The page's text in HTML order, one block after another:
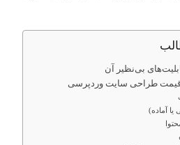
بی‌نظیر آن
قیمت طراحی سایت وردپرسی